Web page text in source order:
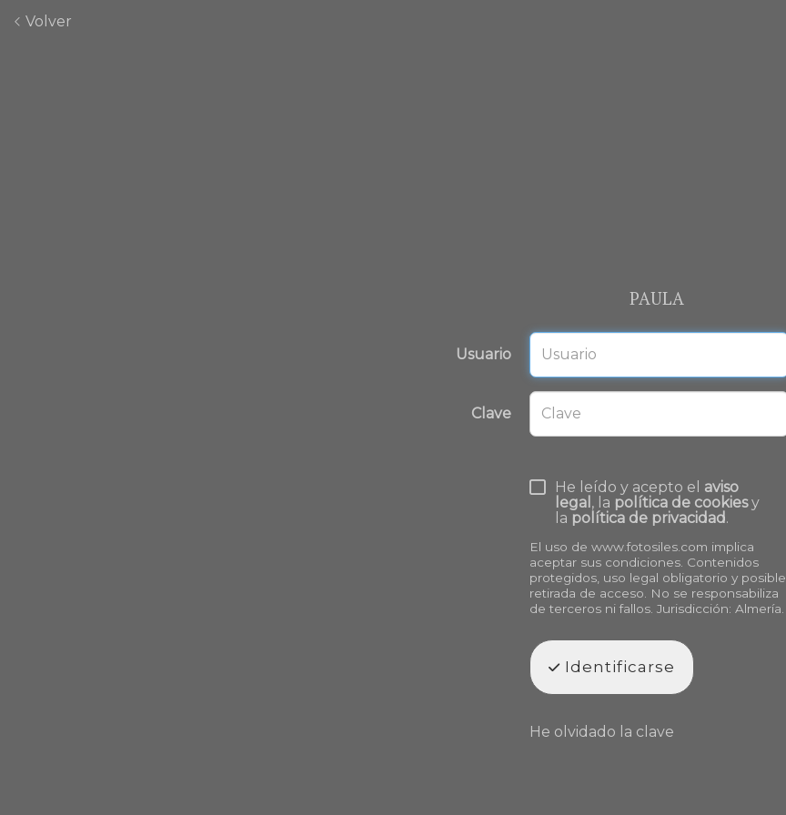
Volver
PAULA
Usuario
Clave
He leído y acepto el aviso
legal , la política de cookiesy
la política de privacidad.
El uso de www.fotosiles.com implica
aceptar sus condiciones. Contenidos
protegidos, uso legal obligatorio y posible
retirada de acceso. No se responsabiliza
de terceros ni fallos. Jurisdicción: Almería.
Identificarse
He olvidado la clave